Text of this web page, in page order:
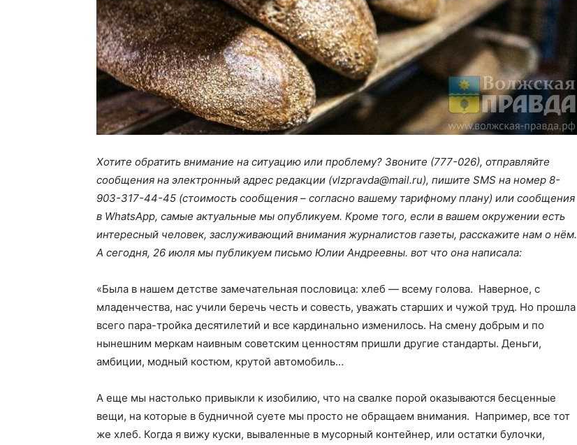
Хотите обратить внимание на ситуацию или проблему? Звоните (777-026), отправляйте
сообщения на электронный адрес редакции (vlzpravda@mail.ru), пишите SMS на номер 8-
903-317-44-45 (стоимость сообщения – согласно вашему тарифному плану) или сообщения
в WhatsApp, самые актуальные мы опубликуем. Кроме того, если в вашем окружении есть
интересный человек, заслуживающий внимания журналистов газеты, расскажите нам о нём.
А сегодня, 26 июля мы публикуем письмо Юлии Андреевны. вот что она написала:
«Была в нашем детстве замечательная пословица: хлеб — всему голова. Наверное, с
младенчества, нас учили беречь честь и совесть, уважать старших и чужой труд. Но прошла
всего пара-тройка десятилетий и все кардинально изменилось. На смену добрым и по
нынешним меркам наивным советским ценностям пришли другие стандарты. Деньги,
амбиции, модный костюм, крутой автомобиль…
А еще мы настолько привыкли к изобилию, что на свалке порой оказываются бесценные
вещи, на которые в будничной суете мы просто не обращаем внимания. Например, все тот
же хлеб. Когда я вижу куски, вываленные в мусорный контейнер, или остатки булочки,